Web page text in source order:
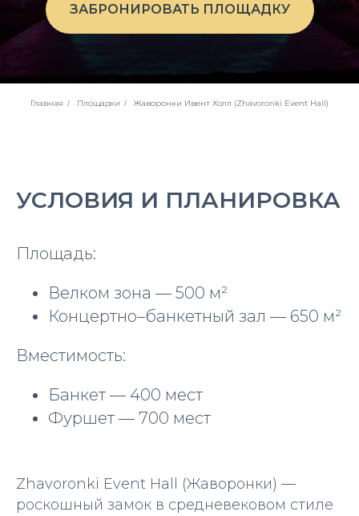
ЗАБРОНИРОВАТЬ ПЛОЩАДКУ
Главная / Площадки / Жаворонки Ивент Холл (Zhavoronki Event Hall)
УСЛОВИЯ И ПЛАНИРОВКА
Площадь:
Велком зона — 500 м²
Концертно–банкетный зал — 650 м²
Вместимость:
Банкет — 400 мест
Фуршет — 700 мест
Zhavoronki Event Hall (Жаворонки) —
роскошный замок в средневековом стиле